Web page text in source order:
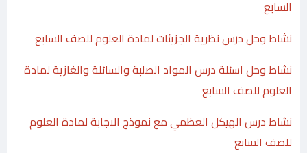
السابع
نشاط وحل درس نظرية الجزيئات لمادة العلوم للصف السابع
نشاط وحل اسئلة درس المواد الصلبة والسائلة والغازية لمادة
العلوم للصف السابع
نشاط درس الهيكل العظمي مع نموذج الاجابة لمادة العلوم
للصف السابع